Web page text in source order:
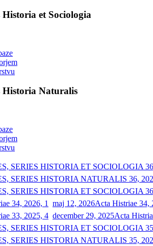
Historia et Sociologia
Historia Naturalis
maj 12, 2026Acta Histriae 34,
december 29, 2025Acta